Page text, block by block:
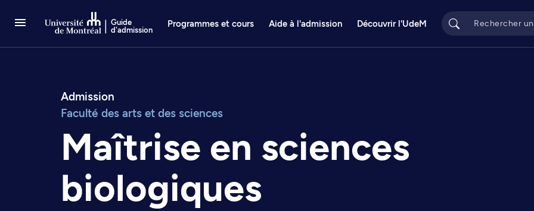
Guide
d'admission
Programmes et cours Aide à l'admission Découvrir l'UdeM
Admission
Faculté des arts et des sciences
Maîtrise en sciences
biologiques